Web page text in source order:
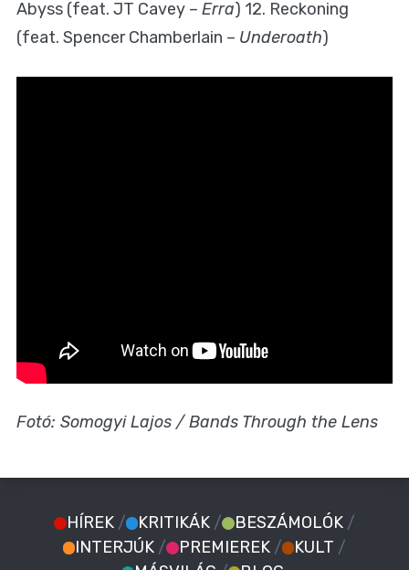
Abyss (feat. JT Cavey – Erra) 12. Reckoning
(feat. Spencer Chamberlain – Underoath)
Fotó: Somogyi Lajos / Bands Through the Lens
HÍREK / KRITIKÁK / BESZÁMOLÓK /
INTERJÚK / PREMIEREK / KULT /